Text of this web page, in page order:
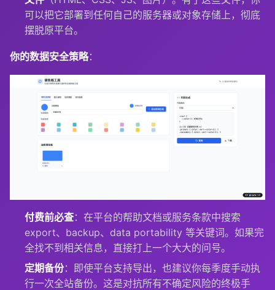
可以把它部署到任何自己的服务器或对象存储上，彻底
摆脱原平台。
你的数据安全策略：
付费前必查：在平台的帮助文档或服务条款中搜索
export、 backup、 data portability 等关键词。如果完
全找不到相关信息，直接打上一个大大的问号。
定期备份：即使平台支持导出，也建议你每季度手动执
行一次全站备份。这是对抗所有不确定风险的终极手